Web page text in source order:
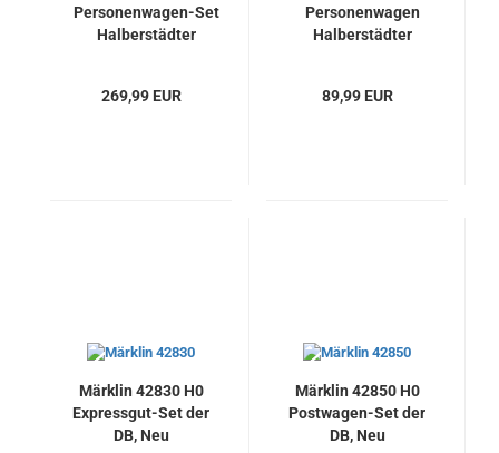
Personenwagen-Set
Halberstädter
269,99 EUR
Personenwagen
Halberstädter
89,99 EUR
Märklin 42830 H0
Expressgut-Set der
DB, Neu
Märklin 42850 H0
Postwagen-Set der
DB, Neu